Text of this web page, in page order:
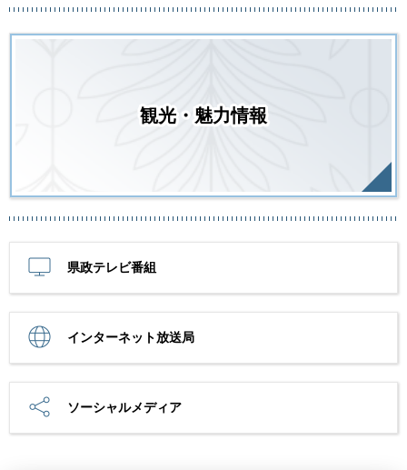
観光・魅力情報
県政テレビ番組
インターネット放送局
ソーシャルメディア